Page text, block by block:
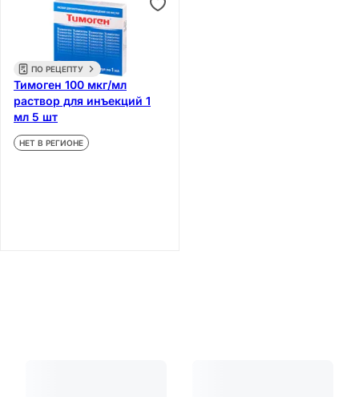
ПО РЕЦЕПТУ
Тимоген 100 мкг/мл
раствор для инъекций 1
мл 5 шт
НЕТ В РЕГИОНЕ